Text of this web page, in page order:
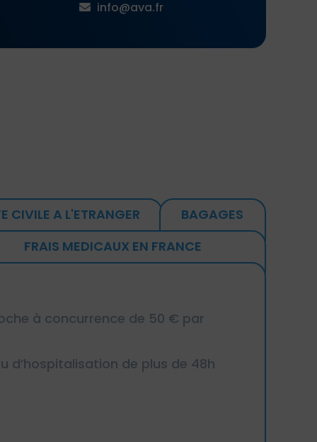
info@ava.fr
CIVILE A L'ETRANGER
BAGAGES
FRAIS MEDICAUX EN FRANCE
à concurrence de 50 € par
d’hospitalisation de plus de 48h